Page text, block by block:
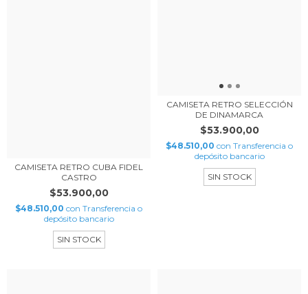
CAMISETA RETRO CUBA FIDEL
CASTRO
$53.900,00
$48.510,00 con Transferencia o
depósito bancario
SIN STOCK
CAMISETA RETRO SELECCIÓN
DE DINAMARCA
$53.900,00
$48.510,00 con Transferencia o
depósito bancario
SIN STOCK